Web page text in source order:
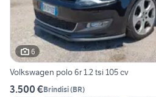
6
Volkswagen polo 6r 1.2 tsi 105 cv
3.500 €Brindisi(BR)